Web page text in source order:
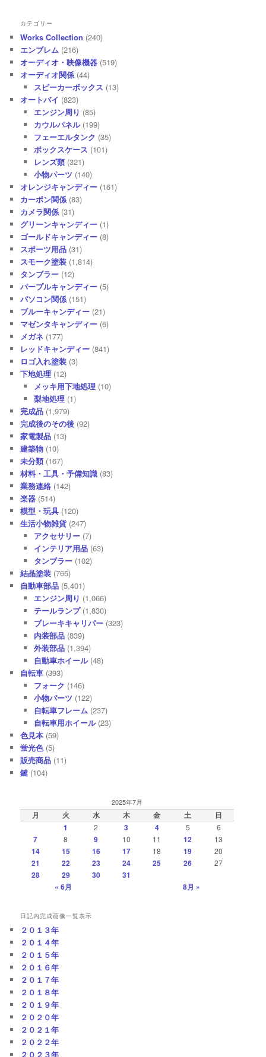
カテゴリー
Works Collection (240)
エンブレム (216)
オーディオ・映像機器 (519)
オーディオ関係 (44)
スピーカーボックス (13)
オートバイ (823)
エンジン周り (85)
カウルパネル(199)
フェーエルタンク (35)
ボックスケース (101)
レンズ類(321)
小物パーツ (140)
オレンジキャンディー (161)
カーボン関係 (83)
カメラ関係 (31)
グリーンキャンディー (1)
ゴールドキャンディー (8)
スポーツ用品 (31)
スモーク塗装 (1,814)
タンブラー (12)
パープルキャンディー (5)
パソコン関係 (151)
ブルーキャンディー (21)
マゼンタキャンディー (6)
メガネ (177)
レッドキャンディー (841)
ロゴ入れ塗装 (3)
下地処理 (12)
メッキ用下地処理(10)
梨地処理(1)
完成品 (1,979)
完成後のその後 (92)
家電製品 (13)
建築物 (10)
未分類 (167)
材料・工具・予備知識 (83)
業務連絡 (142)
楽器 (514)
模型・玩具 (120)
生活小物雑貨 (247)
アクセサリー(7)
インテリア用品(63)
タンブラー(102)
結晶塗装 (765)
自動車部品 (5,401)
エンジン周り (1,066)
テールランプ(1,830)
ブレーキキャリパー(323)
内装部品(839)
外装部品(1,394)
自動車ホイール(48)
自転車 (393)
フォーク (146)
小物パーツ (122)
自転車フレーム (237)
自転車用ホイール(23)
色見本 (59)
蛍光色(5)
販売商品 (11)
鍵 (104)
2025年7月
月 火 水 木 金 土
日
1
2 3 4 5 6
7 8 9 10 11 12 13
14 15 16 17 18 19 20
21 22 23 24 25 26 27
28 29 30
31
« 6月
8月 »
日記内完成画像一覧表示
２０１３年
２０１４年
２０１５年
２０１６年
２０１７年
２０１８年
２０１９年
２０２０年
２０２１年
２０２２年
２０２３年